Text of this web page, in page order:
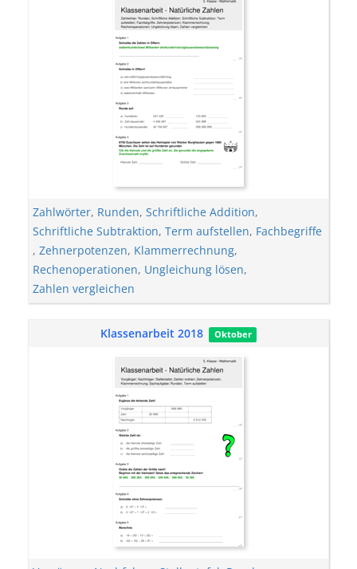
Zahlwörter, Runden, Schriftliche Addition,
Schriftliche Subtraktion, Term aufstellen, Fachbegriffe
, Zehnerpotenzen, Klammerrechnung,
Rechenoperationen, Ungleichung lösen,
Zahlen vergleichen
Klassenarbeit 2018 Oktober